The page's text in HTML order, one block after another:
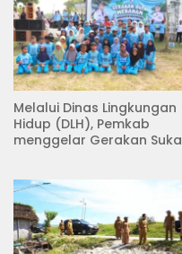
Melalui Dinas Lingkungan
Hidup (DLH), Pemkab
menggelar Gerakan Suka